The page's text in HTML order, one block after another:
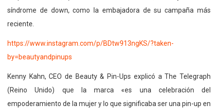
síndrome de down, como la embajadora de su campaña más
reciente.
https://www.instagram.com/p/BDtw913ngKS/?taken-
by=beautyandpinups
Kenny Kahn, CEO de Beauty & Pin-Ups explicó a The Telegraph
(Reino Unido) que la marca «es una celebración del
empoderamiento de la mujer y lo que significaba ser una pin-up en